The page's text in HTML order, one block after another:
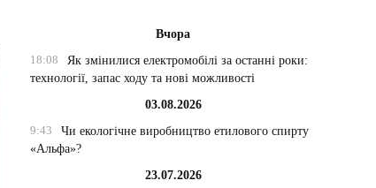
Вчора
18:08
Як змінилися електромобілі за останні роки:
технології, запас ходу та нові можливості
03.08.2026
9:43
Чи екологічне виробництво етилового спирту
«Альфа»?
23.07.2026